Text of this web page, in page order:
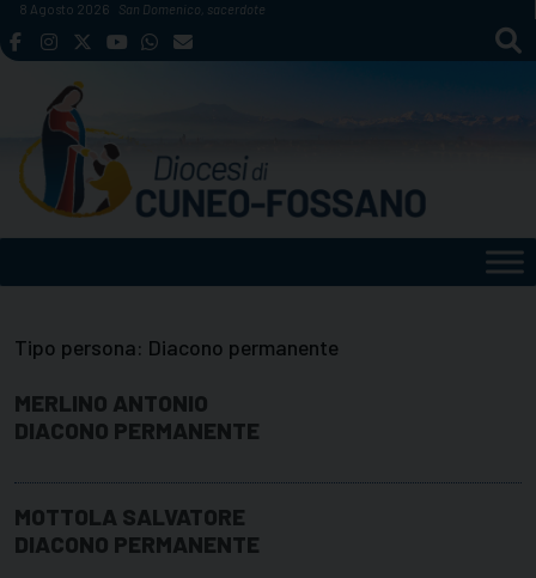
Skip
to
8 Agosto 2026 San Domenico, sacerdote
Tipo persona: Diacono permanente
MERLINO ANTONIO
DIACONO PERMANENTE
MOTTOLA SALVATORE
DIACONO PERMANENTE